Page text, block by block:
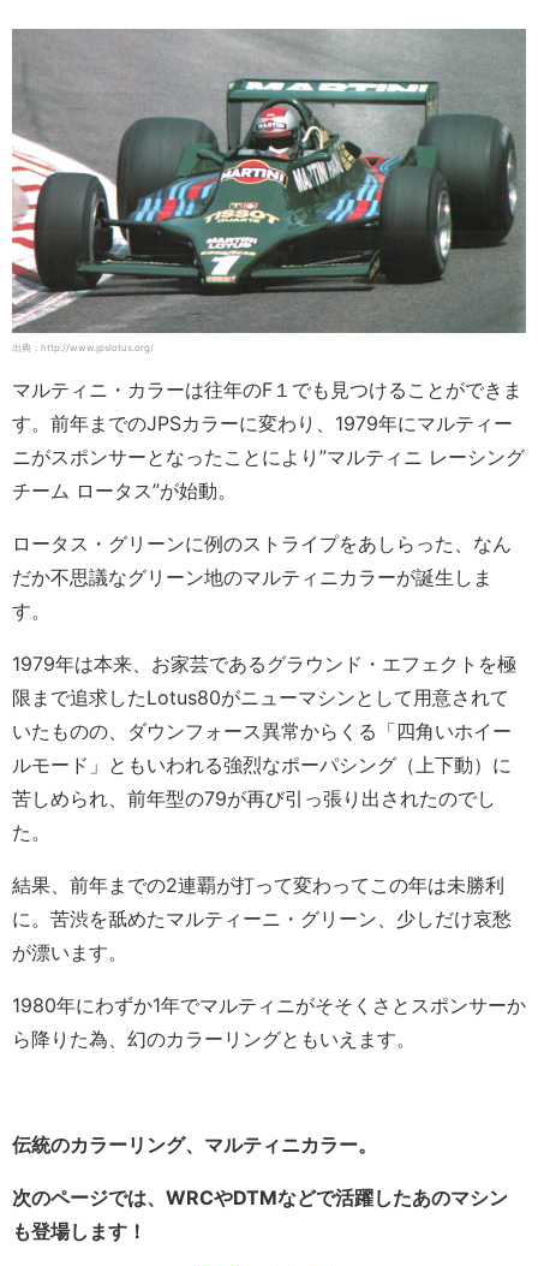
出典：http://www.jpslotus.org/
マルティニ・カラーは往年のF１でも見つけることができま
す。前年までのJPSカラーに変わり、1979年にマルティー
ニがスポンサーとなったことにより”マルティニ レーシング
チーム ロータス”が始動。
ロータス・グリーンに例のストライプをあしらった、なん
だか不思議なグリーン地のマルティニカラーが誕生しま
す。
1979年は本来、お家芸であるグラウンド・エフェクトを極
限まで追求したLotus80がニューマシンとして用意されて
いたものの、ダウンフォース異常からくる「四角いホイー
ルモード」ともいわれる強烈なポーパシング（上下動）に
苦しめられ、前年型の79が再び引っ張り出されたのでし
た。
結果、前年までの2連覇が打って変わってこの年は未勝利
に。苦渋を舐めたマルティーニ・グリーン、少しだけ哀愁
が漂います。
1980年にわずか1年でマルティニがそそくさとスポンサーか
ら降りた為、幻のカラーリングともいえます。
伝統のカラーリング、マルティニカラー。
次のページでは、WRCやDTMなどで活躍したあのマシン
も登場します！